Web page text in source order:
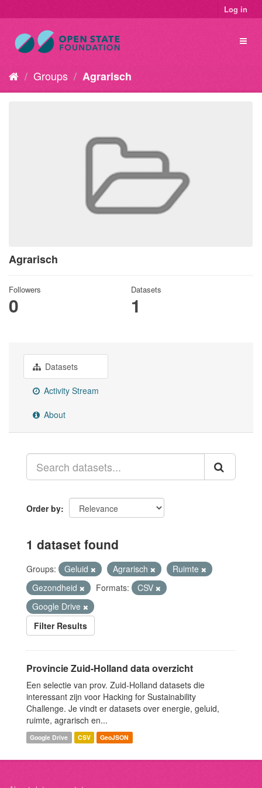
Log in
Groups Agrarisch
Agrarisch
Followers
0
Datasets
1
Datasets
Activity Stream
About
Order by
1 dataset found
Groups: Geluid Agrarisch
Ruimte
Gezondheid
Formats:
CSV
Google Drive
Filter Results
Provincie Zuid-Holland data overzicht
Een selectie van prov. Zuid-Holland datasets die
interessant zijn voor Hacking for Sustainability
Challenge. Je vindt er datasets over energie, geluid,
ruimte, agrarisch en...
Google Drive CSV GeoJSON